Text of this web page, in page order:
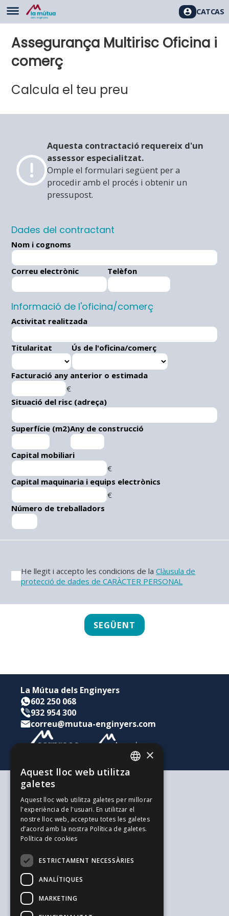
CATCAS
Assegurança Multirisc Oficina i
comerç
Calcula el teu preu
Aquesta contractació requereix d'un
assessor especialitzat.
Omple el formulari següent per a
procedir amb el procés i obtenir un
pressupost.
Dades del contractant
Nom i cognoms
Correu electrònic Telèfon
Informació de l'oficina/comerç
Activitat realitzada
Titularitat Ús de l'oficina/comerç
Facturació any anterior o estimada
€
Situació del risc (adreça)
Superfície (m2)Any de construcció
Capital mobiliari
€
Capital maquinaria i equips electrònics
€
Número de treballadors
He llegit i accepto les condicions de laClàusula de
protecció de dades de CARÀCTER PERSONAL
La Mútua dels Enginyers
602 250 068
932 954 300
correu@mutua-enginyers.com
Segons les teves necessitats
Per a tu i la teva família
Per als teus estalvis i inversions
Per a la teva empresa
L'alternativa als Autònoms
Treballa amb nosaltres
El Blog de l'Enginyeria
Blog de Joves Inspirit Mútua
El Blog de Serpreco
Suggeriments i Reclamacions
Informació general i seguretat
ENGLISH
×
Aquest lloc web utilitza
galetes
Aquest lloc web utilitza galetes per millorar
l'experiència de l'usuari. En utilitzar el
nostre lloc web, accepteu totes les galetes
d’acord amb la nostra Política de galetes.
Política de cookies
ESTRICTAMENT NECESSÀRIES
ANALÍTIQUES
MARKETING